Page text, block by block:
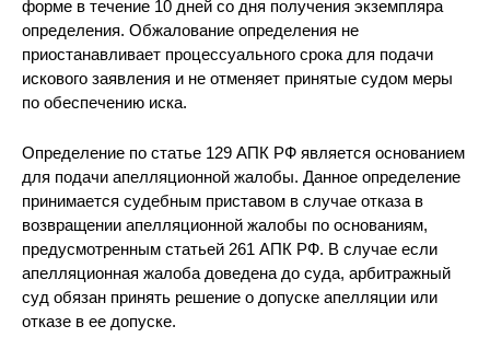
форме в течение 10 дней со дня получения экземпляра
определения. Обжалование определения не
приостанавливает процессуального срока для подачи
искового заявления и не отменяет принятые судом меры
по обеспечению иска.
Определение по статье 129 АПК РФ является основанием
для подачи апелляционной жалобы. Данное определение
принимается судебным приставом в случае отказа в
возвращении апелляционной жалобы по основаниям,
предусмотренным статьей 261 АПК РФ. В случае если
апелляционная жалоба доведена до суда, арбитражный
суд обязан принять решение о допуске апелляции или
отказе в ее допуске.